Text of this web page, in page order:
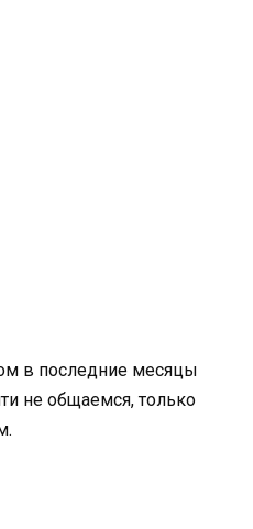
в последние месяцы
не общаемся, только